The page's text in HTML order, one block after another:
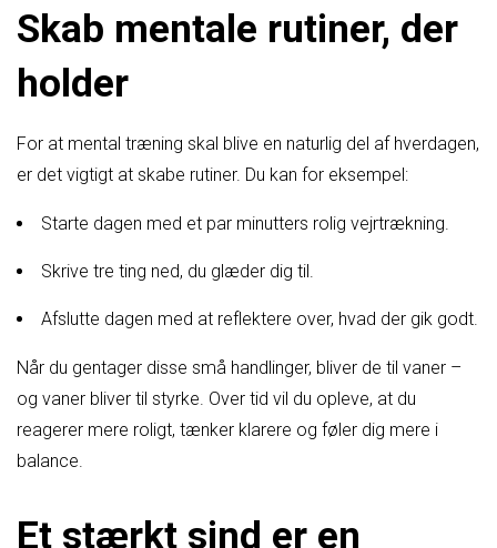
Skab mentale rutiner, der
holder
For at mental træning skal blive en naturlig del af hverdagen,
er det vigtigt at skabe rutiner. Du kan for eksempel:
Starte dagen med et par minutters rolig vejrtrækning.
Skrive tre ting ned, du glæder dig til.
Afslutte dagen med at reflektere over, hvad der gik godt.
Når du gentager disse små handlinger, bliver de til vaner –
og vaner bliver til styrke. Over tid vil du opleve, at du
reagerer mere roligt, tænker klarere og føler dig mere i
balance.
Et stærkt sind er en